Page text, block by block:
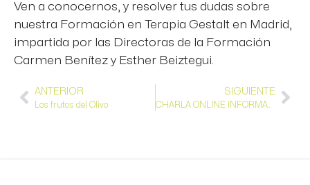
Ven a conocernos, y resolver tus dudas sobre
nuestra Formación en Terapia Gestalt en Madrid,
impartida por las Directoras de la Formación
Carmen Benítez y Esther Beiztegui.
ANTERIOR
Los frutos del Olivo
SIGUIENTE
CHARLA ONLINE INFORMATIVA PSICOPATOLOGÍA CONTEMPORANEA